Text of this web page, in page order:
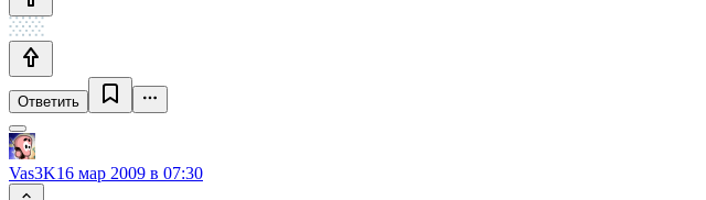
Ответить
Vas3K16 мар 2009 в 07:30